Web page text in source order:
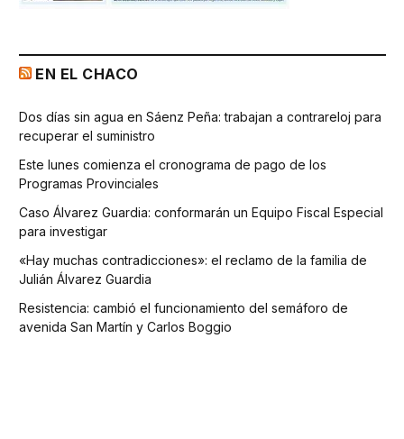
EN EL CHACO
Dos días sin agua en Sáenz Peña: trabajan a contrareloj para
recuperar el suministro
Este lunes comienza el cronograma de pago de los
Programas Provinciales
Caso Álvarez Guardia: conformarán un Equipo Fiscal Especial
para investigar
«Hay muchas contradicciones»: el reclamo de la familia de
Julián Álvarez Guardia
Resistencia: cambió el funcionamiento del semáforo de
avenida San Martín y Carlos Boggio